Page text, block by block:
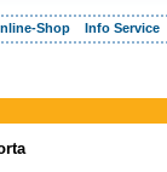
Shop Info Service